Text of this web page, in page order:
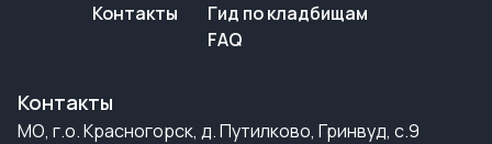
Контакты
Гид по кладбищам
FAQ
Контакты
МО, г.о. Красногорск, д. Путилково, Гринвуд, с.9